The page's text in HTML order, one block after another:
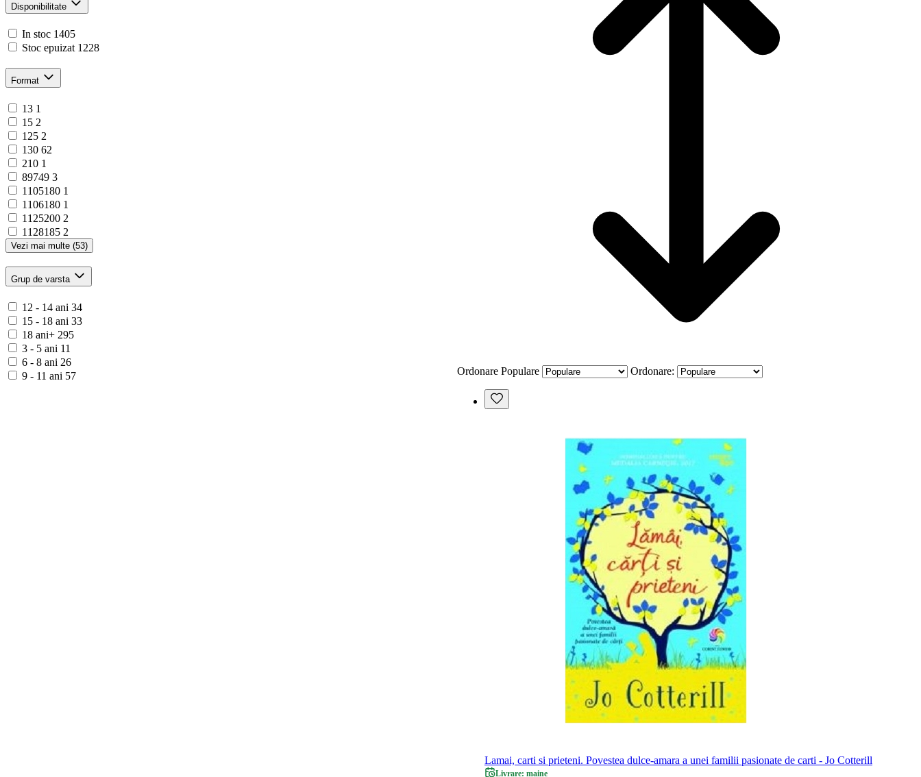
Disponibilitate
In stoc 1405
Stoc epuizat 1228
Format
13 1
15 2
125 2
130 62
210 1
89749 3
1105180 1
1106180 1
1125200 2
1128185 2
Vezi mai multe (53)
Grup de varsta
12 - 14 ani 34
15 - 18 ani 33
18 ani+ 295
3 - 5 ani 11
6 - 8 ani 26
9 - 11 ani 57 Ordonare Populare Ordonare:
Lamai, carti si prieteni. Povestea dulce-amara a unei familii pasionate de carti - Jo Cotterill
Livrare: maine